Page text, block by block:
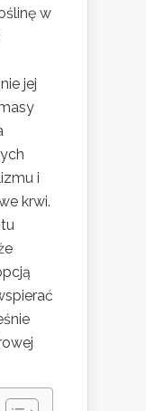
w
jej
i
krwi.